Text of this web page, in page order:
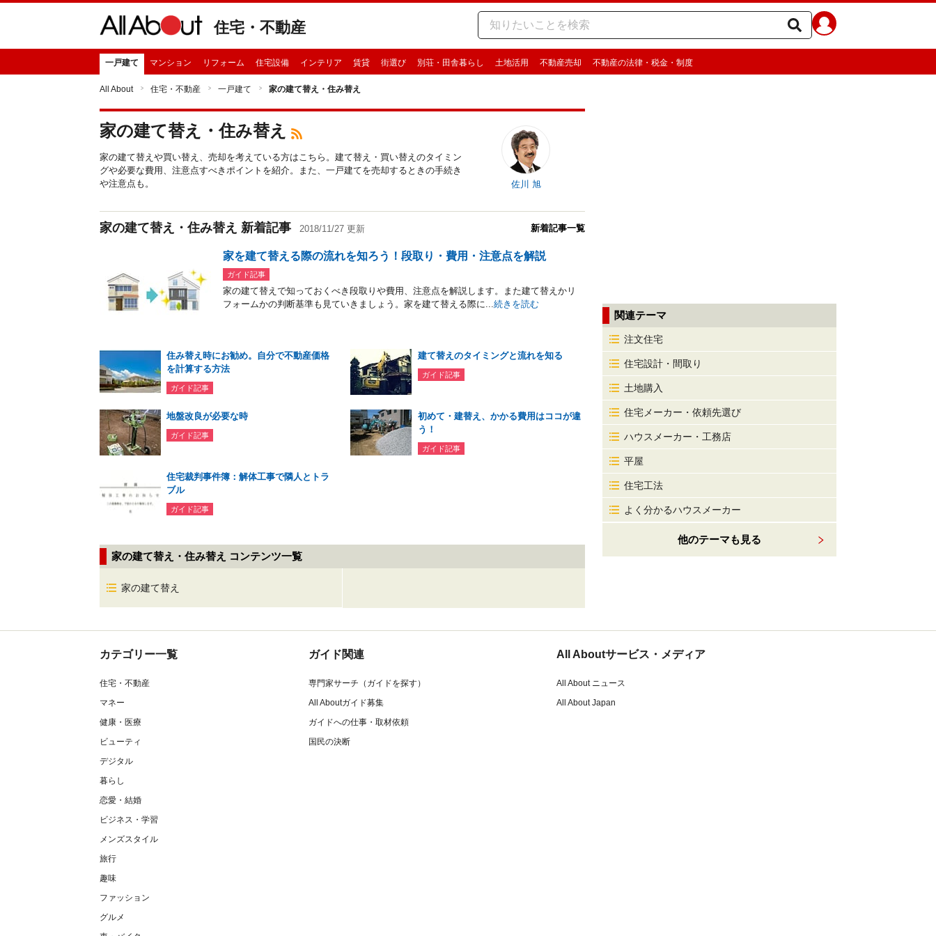
住宅・不動産
一戸建て マンション リフォーム 住宅設備 インテリア 賃貸 街選び 別荘・田舎暮らし 土地活用 不動産売却 不動産の法律・税金・制度
All About 住宅・不動産 一戸建て 家の建て替え・住み替え
家の建て替え・住み替え
家の建て替えや買い替え、売却を考えている方はこちら。建て替え・買い替えのタイミン
グや必要な費用、注意点すべきポイントを紹介。また、一戸建てを売却するときの手続き
や注意点も。
佐川 旭
家の建て替え・住み替え 新着記事 2018/11/27 更新 新着記事一覧
家を建て替える際の流れを知ろう！段取り・費用・注意点を解説
ガイド記事
家の建て替えで知っておくべき段取りや費用、注意点を解説します。また建て替えかリ
フォームかの判断基準も見ていきましょう。家を建て替える際に...続きを読む
住み替え時にお勧め。自分で不動産価格
を計算する方法
ガイド記事
建て替えのタイミングと流れを知る
ガイド記事
地盤改良が必要な時
ガイド記事
初めて・建替え、かかる費用はココが違
う！
ガイド記事
住宅裁判事件簿：解体工事で隣人とトラ
ブル
ガイド記事
家の建て替え・住み替え コンテンツ一覧
家の建て替え
関連テーマ
注文住宅
住宅設計・間取り
土地購入
住宅メーカー・依頼先選び
ハウスメーカー・工務店
平屋
住宅工法
よく分かるハウスメーカー
他のテーマも見る
カテゴリー一覧
住宅・不動産
マネー
健康・医療
ビューティ
デジタル
暮らし
恋愛・結婚
ビジネス・学習
メンズスタイル
旅行
趣味
ファッション
グルメ
ガイド関連
専門家サーチ（ガイドを探す）
All Aboutガイド募集
ガイドへの仕事・取材依頼
国民の決断
All Aboutサービス・メディア
All About ニュース
All About Japan